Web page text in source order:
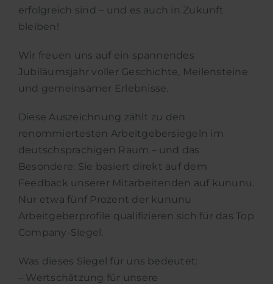
erfolgreich sind – und es auch in Zukunft
bleiben!
Wir freuen uns auf ein spannendes
Jubiläumsjahr voller Geschichte, Meilensteine
und gemeinsamer Erlebnisse.
Diese Auszeichnung zählt zu den
renommiertesten Arbeitgebersiegeln im
deutschsprachigen Raum – und das
Besondere: Sie basiert direkt auf dem
Feedback unserer Mitarbeitenden auf kununu.
Nur etwa fünf Prozent der kununu
Arbeitgeberprofile qualifizieren sich für das Top
Company-Siegel.
Was dieses Siegel für uns bedeutet:
– Wertschätzung für unsere